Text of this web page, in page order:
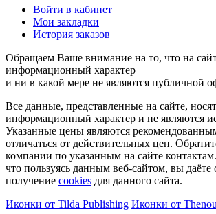
Войти в кабинет
Мои закладки
История заказов
Обращаем Ваше внимание на то, что на
информационный характер
и ни в какой мере не являются публичной
Все данные, представленные на сайте, носят
информационный характер и не являются
Указанные цены являются
отличаться от действительных цен.
компании по указанным на сайте
что пользуясь данным веб-сайтом, вы даёте
получение cookies для данного сайта.
Иконки от Tilda Publishing Иконки от